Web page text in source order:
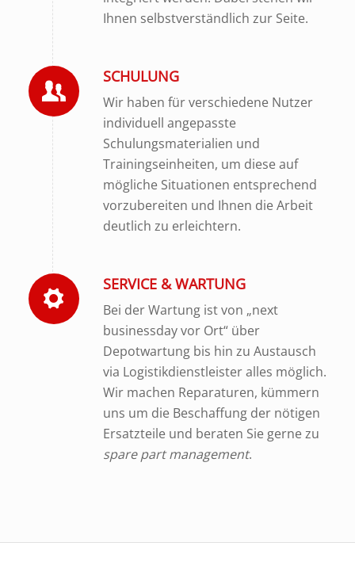
Ihnen selbstverständlich zur Seite.
SCHULUNG
Wir haben für verschiedene Nutzer
individuell angepasste
Schulungsmaterialien und
Trainingseinheiten, um diese auf
mögliche Situationen entsprechend
vorzubereiten und Ihnen die Arbeit
deutlich zu erleichtern.
SERVICE & WARTUNG
Bei der Wartung ist von „next
businessday vor Ort“ über
Depotwartung bis hin zu Austausch
via Logistikdienstleister alles möglich.
Wir machen Reparaturen, kümmern
uns um die Beschaffung der nötigen
Ersatzteile und beraten Sie gerne zu
spare part management.